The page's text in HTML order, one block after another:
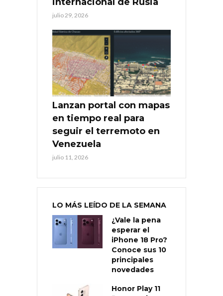
julio 29, 2026
Lanzan portal con mapas
en tiempo real para
seguir el terremoto en
Venezuela
julio 11, 2026
LO MÁS LEÍDO DE LA SEMANA
¿Vale la pena
esperar el
iPhone 18 Pro?
Conoce sus 10
principales
novedades
Honor Play 11